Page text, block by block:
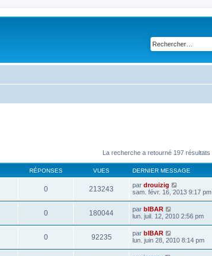
La recherche a retourné 197 résultats
RÉPONSES VUES DERNIER MESSAGE
0 213243 par drouizig
sam. févr. 16, 2013 9:17 pm
0 180044 par bIBAR
lun. juil. 12, 2010 2:56 pm
0 92235 par bIBAR
lun. juin 28, 2010 8:14 pm